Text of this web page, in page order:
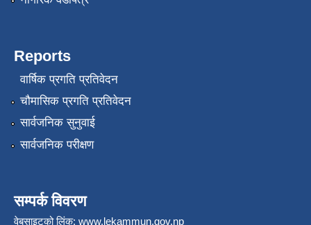
Reports
वार्षिक प्रगति प्रतिवेदन
चौमासिक प्रगति प्रतिवेदन
सार्वजनिक सुनुवाई
सार्वजनिक परीक्षण
सम्पर्क विवरण
वेबसाइटको लिंक: www.lekammun.gov.np